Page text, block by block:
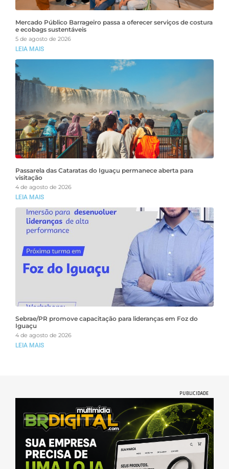
Mercado Público Barrageiro passa a oferecer serviços de costura
e ecobags sustentáveis
5 de agosto de 2026
LEIA MAIS
Passarela das Cataratas do Iguaçu permanece aberta para
visitação
4 de agosto de 2026
LEIA MAIS
Sebrae/PR promove capacitação para lideranças em Foz do
Iguaçu
4 de agosto de 2026
LEIA MAIS
PUBLICIDADE